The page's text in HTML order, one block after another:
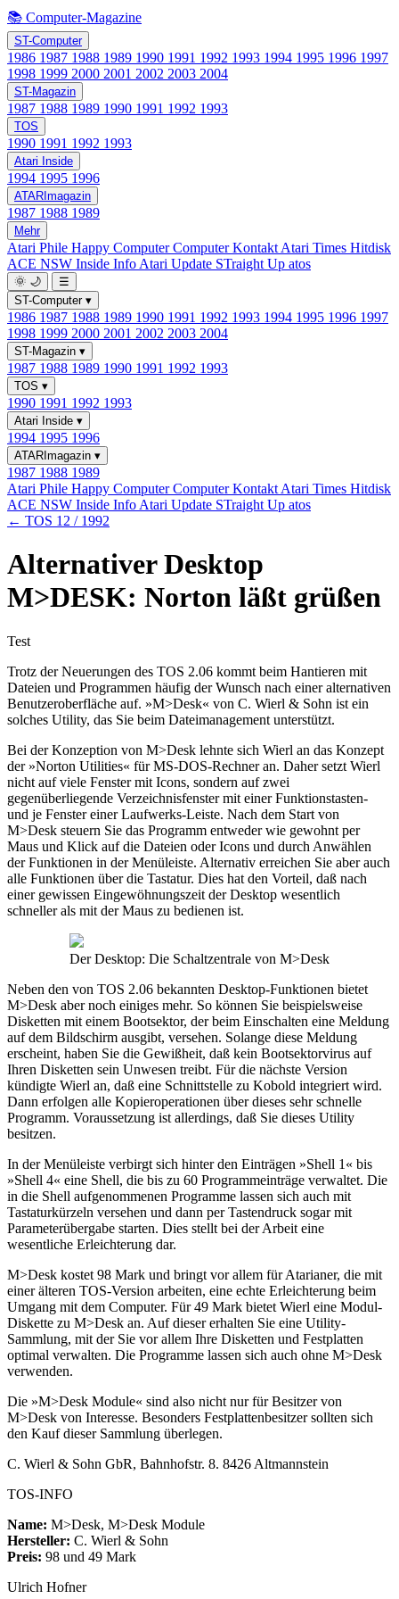
📚 Computer-Magazine
ST-Computer
1986 1987 1988 1989 1990 1991 1992 1993 1994 1995 1996 1997
1998 1999 2000 2001 2002 2003 2004
ST-Magazin
1987 1988 1989 1990 1991 1992 1993
TOS
1990 1991 1992 1993
Atari Inside
1994 1995 1996
ATARImagazin
1987 1988 1989
Mehr
Atari Phile Happy ComputerComputer Kontakt Atari Times Hitdisk
ACE NSW Inside Info Atari Update STraight Up atos
🌞 🌙
☰
ST-Computer ▾
1986 1987 1988 1989 1990 1991 1992 1993 1994 1995 1996 1997
1998 1999 2000 2001 2002 2003 2004
ST-Magazin ▾
1987 1988 1989 1990 1991 1992 1993
TOS ▾
1990 1991 1992 1993
Atari Inside ▾
1994 1995 1996
ATARImagazin ▾
1987 1988 1989
Atari Phile Happy ComputerComputer Kontakt Atari Times Hitdisk
ACE NSW Inside Info Atari Update STraight Up atos
← TOS 12 / 1992
Alternativer Desktop
M>DESK: Norton läßt grüßen
Test
Trotz der Neuerungen des TOS 2.06 kommt beim Hantieren mit
Dateien und Programmen häufig der Wunsch nach einer alternativen
Benutzeroberfläche auf. »M>Desk« von C. Wierl & Sohn ist ein
solches Utility, das Sie beim Dateimanagement unterstützt.
Bei der Konzeption von M>Desk lehnte sich Wierl an das Konzept
der »Norton Utilities« für MS-DOS-Rechner an. Daher setzt Wierl
nicht auf viele Fenster mit Icons, sondern auf zwei
gegenüberliegende Verzeichnisfenster mit einer Funktionstasten-
und je Fenster einer Laufwerks-Leiste. Nach dem Start von
M>Desk steuern Sie das Programm entweder wie gewohnt per
Maus und Klick auf die Dateien oder Icons und durch Anwählen
der Funktionen in der Menüleiste. Alternativ erreichen Sie aber auch
alle Funktionen über die Tastatur. Dies hat den Vorteil, daß nach
einer gewissen Eingewöhnungszeit der Desktop wesentlich
schneller als mit der Maus zu bedienen ist.
Der Desktop: Die Schaltzentrale von M>Desk
Neben den von TOS 2.06 bekannten Desktop-Funktionen bietet
M>Desk aber noch einiges mehr. So können Sie beispielsweise
Disketten mit einem Bootsektor, der beim Einschalten eine Meldung
auf dem Bildschirm ausgibt, versehen. Solange diese Meldung
erscheint, haben Sie die Gewißheit, daß kein Bootsektorvirus auf
Ihren Disketten sein Unwesen treibt. Für die nächste Version
kündigte Wierl an, daß eine Schnittstelle zu Kobold integriert wird.
Dann erfolgen alle Kopieroperationen über dieses sehr schnelle
Programm. Voraussetzung ist allerdings, daß Sie dieses Utility
besitzen.
In der Menüleiste verbirgt sich hinter den Einträgen »Shell 1« bis
»Shell 4« eine Shell, die bis zu 60 Programmeinträge verwaltet. Die
in die Shell aufgenommenen Programme lassen sich auch mit
Tastaturkürzeln versehen und dann per Tastendruck sogar mit
Parameterübergabe starten. Dies stellt bei der Arbeit eine
wesentliche Erleichterung dar.
M>Desk kostet 98 Mark und bringt vor allem für Atarianer, die mit
einer älteren TOS-Version arbeiten, eine echte Erleichterung beim
Umgang mit dem Computer. Für 49 Mark bietet Wierl eine Modul-
Diskette zu M>Desk an. Auf dieser erhalten Sie eine Utility-
Sammlung, mit der Sie vor allem Ihre Disketten und Festplatten
optimal verwalten. Die Programme lassen sich auch ohne M>Desk
verwenden.
Die »M>Desk Module« sind also nicht nur für Besitzer von
M>Desk von Interesse. Besonders Festplattenbesitzer sollten sich
den Kauf dieser Sammlung überlegen.
C. Wierl & Sohn GbR, Bahnhofstr. 8. 8426 Altmannstein
TOS-INFO
Name: M>Desk, M>Desk Module
Hersteller: C. Wierl & Sohn
Preis: 98 und 49 Mark
Ulrich Hofner